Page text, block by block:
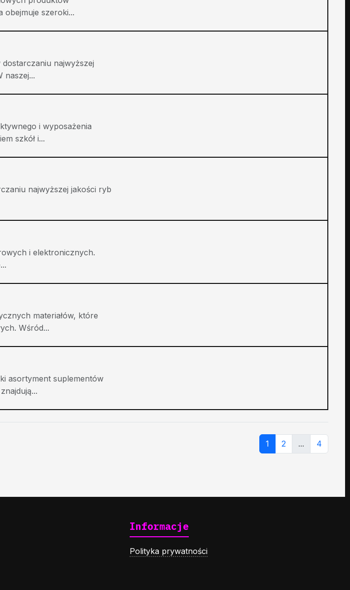
szeroki...
najwyższej
naszej...
i wyposażenia
szkół i...
najwyższej jakości ryb
i elektronicznych.
materiałów, które
Wśród...
asortyment suplementów
1 2 ... 4
Informacje
Polityka prywatności